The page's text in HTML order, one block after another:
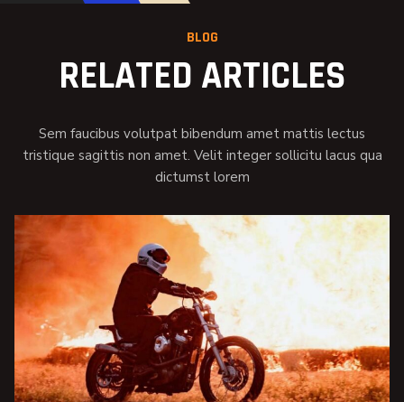
BLOG
RELATED ARTICLES
Sem faucibus volutpat bibendum amet mattis lectus
tristique sagittis non amet. Velit integer sollicitu lacus qua
dictumst lorem